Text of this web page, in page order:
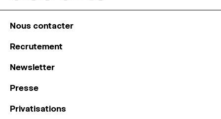
Nous contacter
Recrutement
Newsletter
Presse
Privatisations